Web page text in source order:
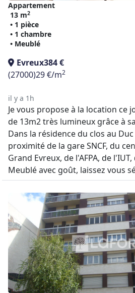
Appartement
13 m2
• 1 pièce
• 1 chambre
• Meublé
Evreux384 €
(27000)29 €/m2
il y a 1h
Je vous propose à la location ce
de 13m2 très lumineux grâce à
Dans la résidence du clos au
proximité de la gare SNCF, du
Grand Evreux, de l'AFPA, de
Meublé avec goût, laissez vous